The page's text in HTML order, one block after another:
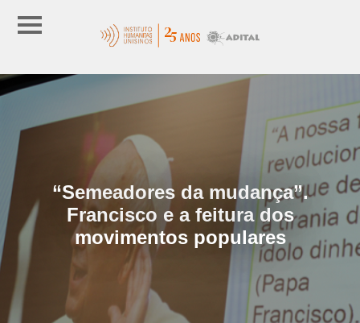
“Semeadores da mudança”.
Francisco e a feitura dos
movimentos populares